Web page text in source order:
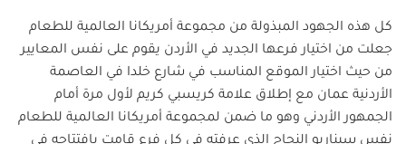
كل هذه الجهود المبذولة من مجموعة أمريكانا العالمية للطعام
جعلت من اختيار فرعها الجديد في الأردن يقوم على نفس المعايير
من حيث اختيار الموقع المناسب في شارع خلدا في العاصمة
الأردنية عمان مع إطلاق علامة كريسبي كريم لأول مرة أمام
الجمهور الأردني وهو ما ضمن لمجموعة أمريكانا العالمية للطعام